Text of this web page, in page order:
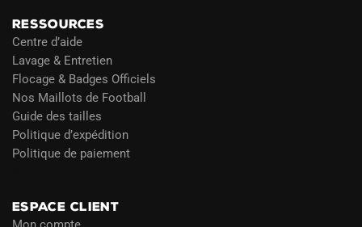
RESSOURCES
Centre d’aide
Lavage & Entretien
Flocage & Badges Officiels
Nos Maillots de Football
Guide des tailles
Politique d’expédition
Politique de paiement
ESPACE CLIENT